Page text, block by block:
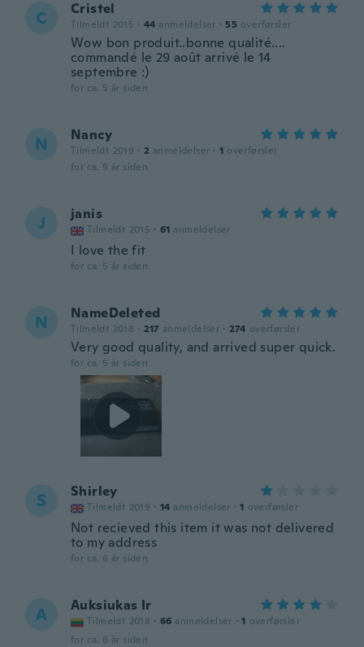
C Cristel
Tilmeldt 2015 · 44 anmeldelser · 55 overførsler
Wow bon produit..bonne qualité....
commandé le 29 août arrivé le 14
septembre :)
for ca. 5 år siden
N Nancy
Tilmeldt 2019 · 2 anmeldelser · 1 overførsler
for ca. 5 år siden
J janis
Tilmeldt 2015 · 61 anmeldelser
I love the fit
for ca. 5 år siden
N NameDeleted
Tilmeldt 2018 · 217 anmeldelser · 274 overførsler
Very good quality, and arrived super quick.
for ca. 5 år siden
S Shirley
Tilmeldt 2019 · 14 anmeldelser · 1 overførsler
Not recieved this item it was not delivered
to my address
for ca. 6 år siden
A Auksiukas Ir
Tilmeldt 2018 · 66 anmeldelser · 1 overførsler
for ca. 6 år siden